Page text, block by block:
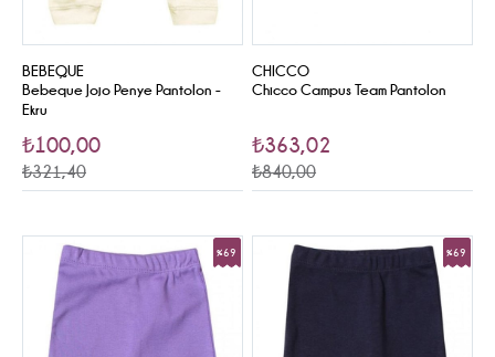
BEBEQUE
Bebeque Jojo Penye Pantolon -
Ekru
₺100,00
₺321,40
CHICCO
Chicco Campus Team Pantolon
₺363,02
₺840,00
%69 %69